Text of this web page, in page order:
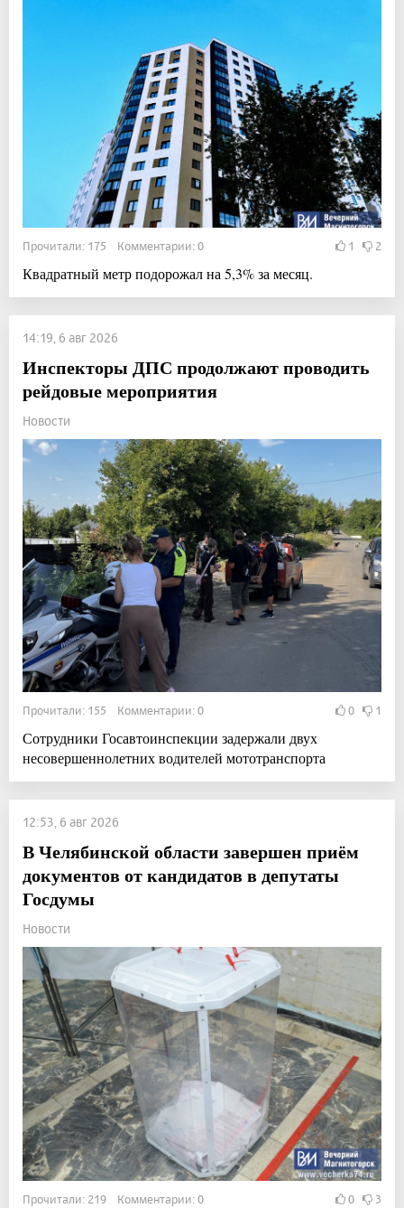
Прочитали: 175 Комментарии: 0 1 2
Квадратный метр подорожал на 5,3% за месяц.
14:19, 6 авг 2026
Инспекторы ДПС продолжают проводить
рейдовые мероприятия
Новости
Прочитали: 155 Комментарии: 0 0 1
Сотрудники Госавтоинспекции задержали двух
несовершеннолетних водителей мототранспорта
12:53, 6 авг 2026
В Челябинской области завершен приём
документов от кандидатов в депутаты
Госдумы
Новости
Прочитали: 219 Комментарии: 0 0 3